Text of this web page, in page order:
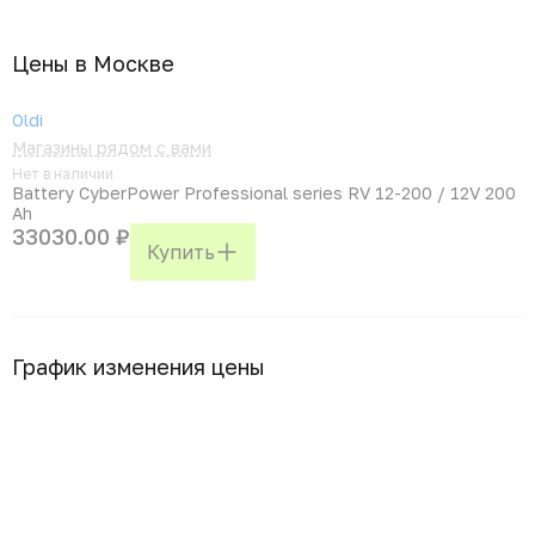
Цены в Москвe
Oldi
Магазины рядом с вами
Нет в наличии
Battery CyberPower Professional series RV 12-200 / 12V 200
Ah
33030.00 ₽
Купить
График изменения цены